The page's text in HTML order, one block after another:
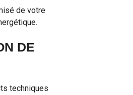
de votre
DE
techniques